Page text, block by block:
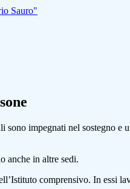
Sauro"
sono impegnati nel sostegno
anche in altre sedi.
comprensivo. In essi